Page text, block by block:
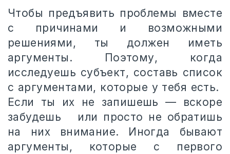
Чтобы предъявить проблемы вместе
с причинами и возможными
решениями, ты должен иметь
аргументы. Поэтому, когда
исследуешь субъект, составь список
с аргументами, которые у тебя есть.
Если ты их не запишешь — вскоре
забудешь
или просто не обратишь
на них внимание. Иногда бывают
аргументы, которые с первого